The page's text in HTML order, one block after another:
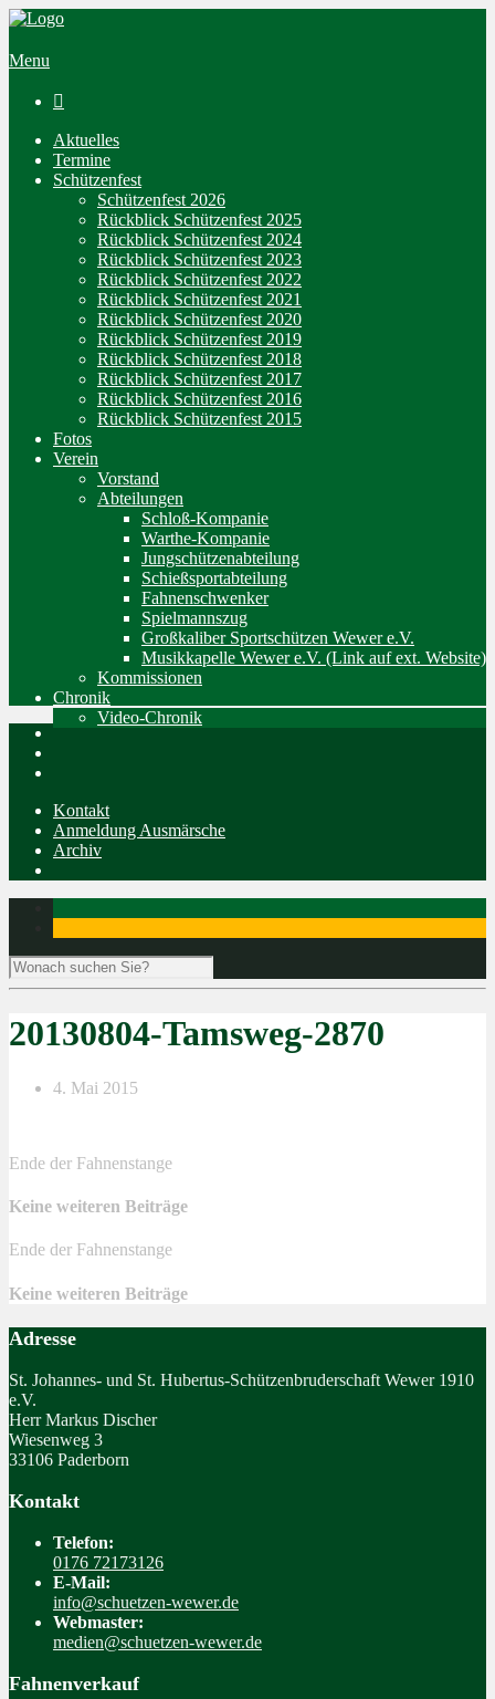
Menu

Aktuelles
Termine
Schützenfest
Schützenfest 2026
Rückblick Schützenfest 2025
Rückblick Schützenfest 2024
Rückblick Schützenfest 2023
Rückblick Schützenfest 2022
Rückblick Schützenfest 2021
Rückblick Schützenfest 2020
Rückblick Schützenfest 2019
Rückblick Schützenfest 2018
Rückblick Schützenfest 2017
Rückblick Schützenfest 2016
Rückblick Schützenfest 2015
Fotos
Verein
Vorstand
Abteilungen
Schloß-Kompanie
Warthe-Kompanie
Jungschützenabteilung
Schießsportabteilung
Fahnenschwenker
Spielmannszug
Großkaliber Sportschützen Wewer e.V.
Musikkapelle Wewer e.V. (Link auf ext. Website)
Kommissionen
Chronik
Video-Chronik
Kontakt
Anmeldung Ausmärsche
Archiv
20130804-Tamsweg-2870
4. Mai 2015
Ende der Fahnenstange
Keine weiteren Beiträge
Ende der Fahnenstange
Keine weiteren Beiträge
Adresse
St. Johannes- und St. Hubertus-Schützenbruderschaft Wewer 1910
e.V.
Herr Markus Discher
Wiesenweg 3
33106 Paderborn
Kontakt
Telefon:
0176 72173126
E-Mail:
info@schuetzen-wewer.de
Webmaster:
medien@schuetzen-wewer.de
Fahnenverkauf